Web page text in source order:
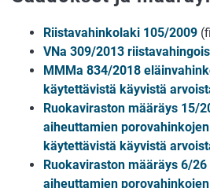
Riistavahinkolaki 105/2009
VNa 309/2013
MMMa 834/2018
käytettävistä käyvistä
Ruokaviraston määräys 15/
aiheuttamien
käytettävistä käyvistä
Ruokaviraston määräys 6/
aiheuttamien